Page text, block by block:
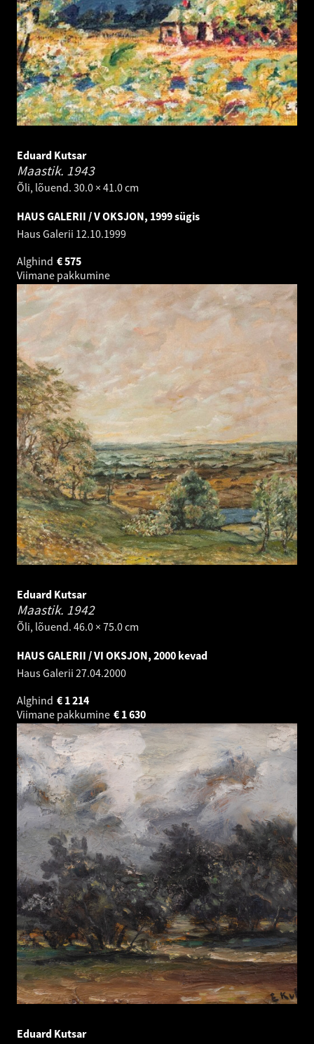
Eduard Kutsar
Maastik. 1943
Õli, lõuend. 30.0 × 41.0 cm
HAUS GALERII / V OKSJON, 1999 sügis
Haus Galerii 12.10.1999
Alghind
575
€
Viimane pakkumine
Eduard Kutsar
Maastik. 1942
Õli, lõuend. 46.0 × 75.0 cm
HAUS GALERII / VI OKSJON, 2000 kevad
Haus Galerii 27.04.2000
Alghind
1 214
€
Viimane pakkumine
1 630
€
Eduard Kutsar